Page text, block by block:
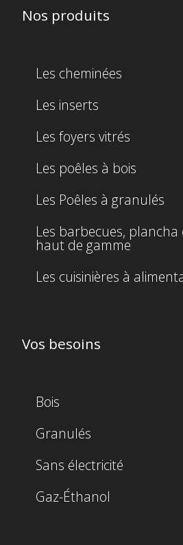
Nos produits
Les cheminées
Les inserts
Les foyers vitrés
Les poêles à bois
Les Poêles à granulés
Les barbecues,
haut de gamme
Les cuisinières à
Vos besoins
Bois
Granulés
Sans électricité
Gaz-Éthanol